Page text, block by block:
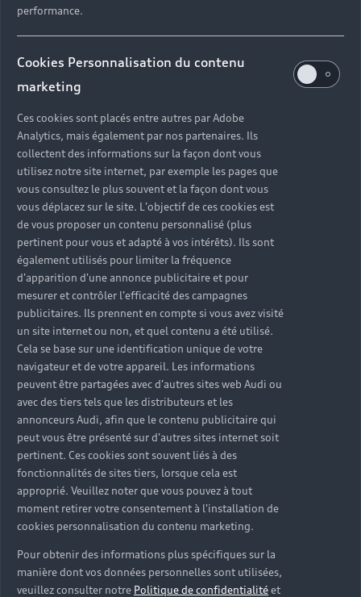
Un refroidissement liquide
pour une recharge rapide
Le refroidissement liquide des
batteries Audi permet une
recharge 2 fois plus rapide que
sur la plupart des véhicules
électriques. Grâce à un maintien
de la température optimale de la
batterie entre 25 et 35 degrés, la
charge peut rester à son
maximum de 150 kW pour
pouvoir charger nos modèles
jusqu’à 80% en 30 minutes.
performance.
Cookies Personnalisation du contenu
marketing
Ces cookies sont placés entre autres par Adobe
Analytics, mais également par nos partenaires. Ils
collectent des informations sur la façon dont vous
utilisez notre site internet, par exemple les pages que
vous consultez le plus souvent et la façon dont vous
vous déplacez sur le site. L'objectif de ces cookies est
de vous proposer un contenu personnalisé (plus
pertinent pour vous et adapté à vos intérêts). Ils sont
également utilisés pour limiter la fréquence
d'apparition d'une annonce publicitaire et pour
mesurer et contrôler l'efficacité des campagnes
publicitaires. Ils prennent en compte si vous avez visité
un site internet ou non, et quel contenu a été utilisé.
Cela se base sur une identification unique de votre
navigateur et de votre appareil. Les informations
peuvent être partagées avec d'autres sites web Audi ou
avec des tiers tels que les distributeurs et les
annonceurs Audi, afin que le contenu publicitaire qui
peut vous être présenté sur d'autres sites internet soit
pertinent. Ces cookies sont souvent liés à des
fonctionnalités de sites tiers, lorsque cela est
approprié. Veuillez noter que vous pouvez à tout
moment retirer votre consentement à l'installation de
cookies personnalisation du contenu marketing.
Pour obtenir des informations plus spécifiques sur la
manière dont vos données personnelles sont utilisées,
veuillez consulter notre Politique de confidentialitéet